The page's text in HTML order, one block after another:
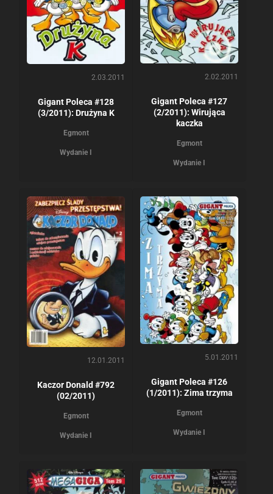
2.03.2011
Gigant Poleca #128
(3/2011): Drużyna K
Egmont
Wydanie I
2.02.2011
Gigant Poleca #127
(2/2011): Wirująca
kaczka
Egmont
Wydanie I
12.01.2011
Kaczor Donald #792
(02/2011)
Egmont
Wydanie I
5.01.2011
Gigant Poleca #126
(1/2011): Zima trzyma
Egmont
Wydanie I